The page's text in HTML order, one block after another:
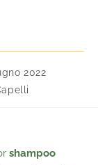
2022
shampoo